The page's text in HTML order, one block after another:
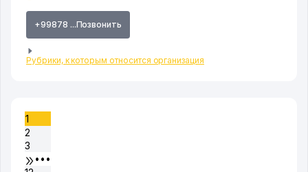
+99878 ...Позвонить
Рубрики, к которым относится организация
1
2
3
•••